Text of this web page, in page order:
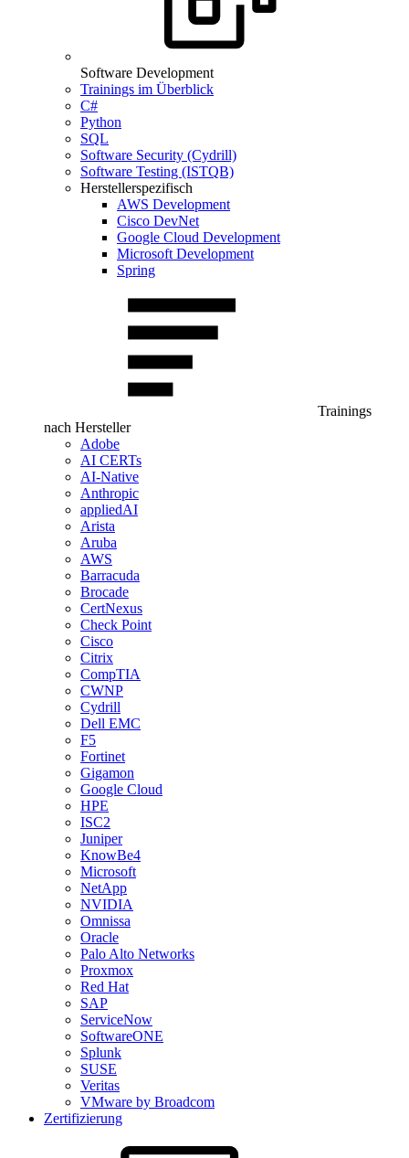
Software Development
Trainings im Überblick
C#
Python
SQL
Software Security (Cydrill)
Software Testing (ISTQB)
Herstellerspezifisch
AWS Development
Cisco DevNet
Google Cloud Development
Microsoft Development
Spring
Trainings
nach Hersteller
Adobe
AI CERTs
AI-Native
Anthropic
appliedAI
Arista
Aruba
AWS
Barracuda
Brocade
CertNexus
Check Point
Cisco
Citrix
CompTIA
CWNP
Cydrill
Dell EMC
F5
Fortinet
Gigamon
Google Cloud
HPE
ISC2
Juniper
KnowBe4
Microsoft
NetApp
NVIDIA
Omnissa
Oracle
Palo Alto Networks
Proxmox
Red Hat
SAP
ServiceNow
SoftwareONE
Splunk
SUSE
Veritas
VMware by Broadcom
Zertifizierung